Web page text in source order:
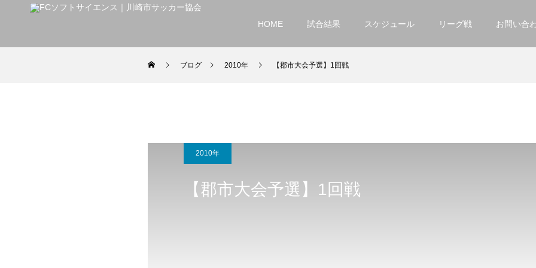
HOME 試合結果 スケジュール リーグ戦 お問い合
ブログ 2010年 【郡市大会予選】1回戦
2010年
【郡市大会予選】1回戦